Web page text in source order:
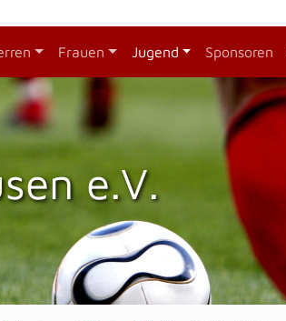
Frauen Jugend Sponsoren
e.V.